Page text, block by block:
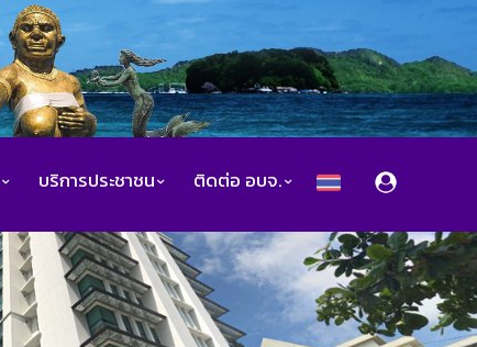
บริการประชาชน ติดต่อ อบจ.